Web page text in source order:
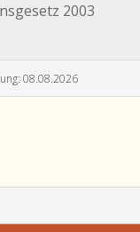
2003
08.08.2026